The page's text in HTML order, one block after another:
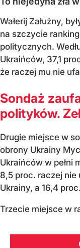
Wałerij Załużny,
na szczycie
politycznych.
Ukraińców, 37,1
że raczej mu nie
Sondaż
polityków.
Drugie miejsce w
obrony Ukrainy
Ukraińców w pełni
8,5 proc. raczej nie
Ukrainy, a 16,4
Trzecie miejsce w